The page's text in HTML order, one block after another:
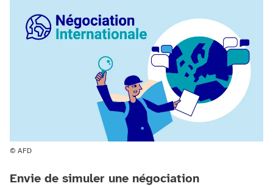
© AFD
Envie de simuler une négociation